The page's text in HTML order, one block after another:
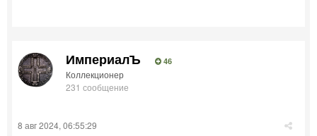
ИмпериалЪ 46
Коллекционер
231 сообщение
8 авг 2024, 06:55:29